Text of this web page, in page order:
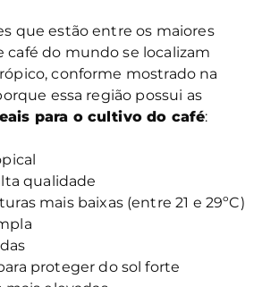
que estão entre os maiores
café do mundo se localizam
conforme mostrado na
essa região possui as
para o cultivo do café:
qualidade
mais baixas (entre 21 e 29ºC)
proteger do sol forte